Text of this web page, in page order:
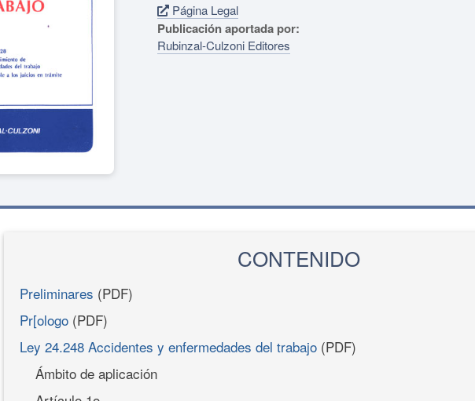
Página Legal
Publicación aportada por:
Rubinzal-Culzoni Editores
CONTENIDO
Preliminares (PDF)
Pr[ologo (PDF)
Ley 24.248 Accidentes y enfermedades del trabajo (PDF)
Ámbito de aplicación